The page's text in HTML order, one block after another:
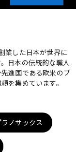
アコギ/エレアコ
パーカッション
業した日本が世界に
日本の伝統的な職人
進国である欧米のプ
を集めています。
ラノサックス